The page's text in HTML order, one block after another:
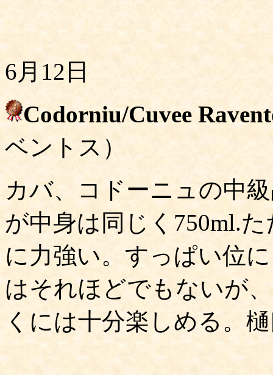
6月12日
Codorniu/Cuvee
ベントス）
カバ、コドーニュの中
が中身は同じく750ml.
に力強い。すっぱい位
はそれほどでもないが
くには十分楽しめる。